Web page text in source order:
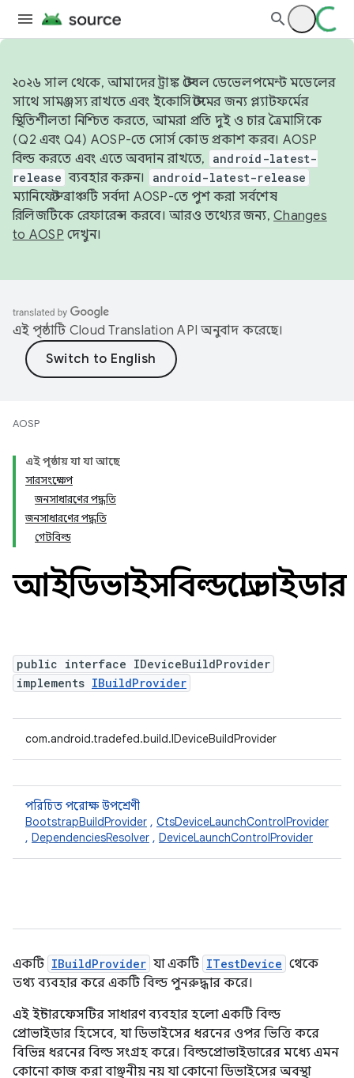
২০২৬ সাল থেকে, আমাদের ট্রাঙ্ক স্টেবল ডেভেলপমেন্ট মডেলের
সাথে সামঞ্জস্য রাখতে এবং ইকোসিস্টেমের জন্য প্ল্যাটফর্মের
স্থিতিশীলতা নিশ্চিত করতে, আমরা প্রতি দুই ও চার ত্রৈমাসিকে
(Q2 এবং Q4) AOSP-তে সোর্স কোড প্রকাশ করব। AOSP
বিল্ড করতে এবং এতে অবদান রাখতে,
android-latest-
release ব্যবহার করুন। android-latest-release
ম্যানিফেস্ট ব্রাঞ্চটি সর্বদা AOSP-তে পুশ করা সর্বশেষ
রিলিজটিকে রেফারেন্স করবে। আরও তথ্যের জন্য, Changes
to AOSP দেখুন।
এই পৃষ্ঠাটি Cloud Translation API অনুবাদ করেছে।
AOSP
এই পৃষ্ঠায় যা যা আছে
সারসংক্ষেপ
জনসাধারণের পদ্ধতি
জনসাধারণের পদ্ধতি
গেটবিল্ড
আইডিভাইসবিল্ডপ্রোভাইডার
public interface IDeviceBuildProvider
implements IBuildProvider
com.android.tradefed.build.IDeviceBuildProvider
পরিচিত পরোক্ষ উপশ্রেণী
BootstrapBuildProvider , CtsDeviceLaunchControlProvider
, DependenciesResolver , DeviceLaunchControlProvider
একটি IBuildProvider যা একটি ITestDevice থেকে
তথ্য ব্যবহার করে একটি বিল্ড পুনরুদ্ধার করে।
এই ইন্টারফেসটির সাধারণ ব্যবহার হলো একটি বিল্ড
প্রোভাইডার হিসেবে, যা ডিভাইসের ধরনের ওপর ভিত্তি করে
বিভিন্ন ধরনের বিল্ড সংগ্রহ করে। বিল্ডপ্রোভাইডারের মধ্যে এমন
কোনো কাজ করা বাঞ্ছনীয় নয় যা কোনো ডিভাইসের অবস্থা